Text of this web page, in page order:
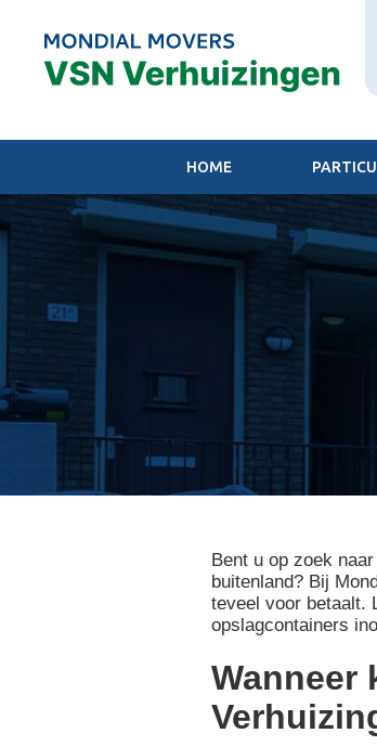
HOME
Bent u op zoek
buitenland? Bij
teveel voor betaalt.
opslagcontainers
Wanneer